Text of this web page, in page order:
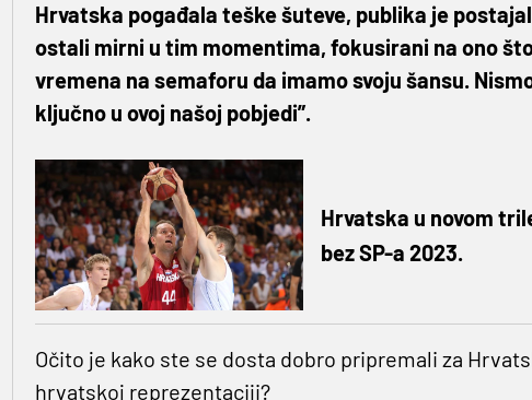
Hrvatska pogađala teške šuteve, publika je
ostali mirni u tim momentima, fokusirani na ono
vremena na semaforu da imamo svoju šansu.
ključno u ovoj našoj pobjedi”.
Hrvatska u novom
bez SP-a 2023.
Očito je kako ste se dosta dobro pripremali za
hrvatskoj reprezentaciji?